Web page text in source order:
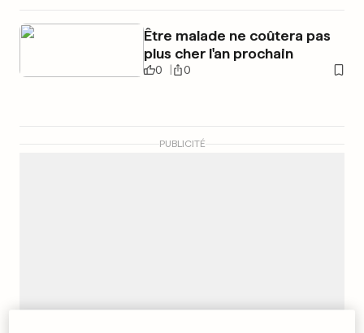
Être malade ne coûtera pas
plus cher l'an prochain
0 0
PUBLICITÉ